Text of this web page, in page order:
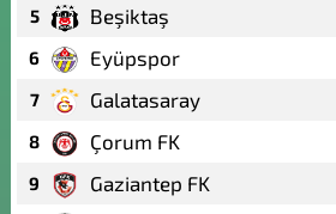
5 Beşiktaş
6 Eyüpspor
7 Galatasaray
8 Çorum FK
9 Gaziantep FK